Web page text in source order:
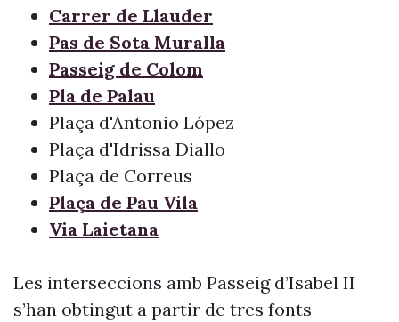
Carrer de Llauder
Pas de Sota Muralla
Passeig de Colom
Pla de Palau
Plaça d'Antonio López
Plaça d'Idrissa Diallo
Plaça de Correus
Plaça de Pau Vila
Via Laietana
Les interseccions amb Passeig d’Isabel II
s’han obtingut a partir de tres fonts